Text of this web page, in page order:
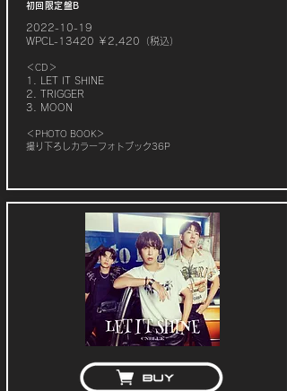
初回限定盤B
2022-10-19
WPCL-13420 ￥2,420（税込）
＜CD＞
1. LET IT SHINE
2. TRIGGER
3. MOON
＜PHOTO BOOK＞
撮り下ろしカラーフォトブック36P